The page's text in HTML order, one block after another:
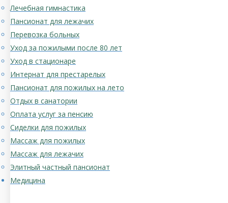
Лечебная гимнастика
Пансионат для лежачих
Перевозка больных
Уход за пожилыми после 80 лет
Уход в стационаре
Интернат для престарелых
Пансионат для пожилых на лето
Отдых в санатории
Оплата услуг за пенсию
Сиделки для пожилых
Массаж для пожилых
Массаж для лежачих
Элитный частный пансионат
Медицина